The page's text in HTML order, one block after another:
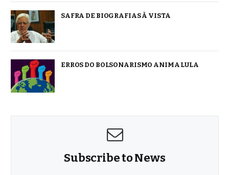
SAFRA DE BIOGRAFIAS À VISTA
ERROS DO BOLSONARISMO ANIMA LULA
Subscribe to News